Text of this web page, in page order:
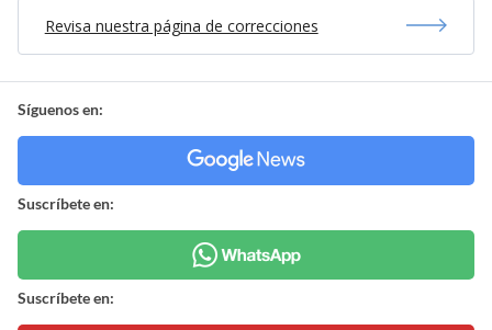
Revisa nuestra página de correcciones
Síguenos en:
Suscríbete en:
Suscríbete en: